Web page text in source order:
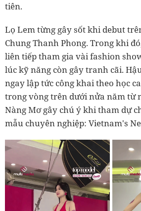
tiên.
Lọ Lem từng gây sốt khi debut
Chung Thanh Phong. Trong khi
liên tiếp tham gia vài fashion
lúc kỹ năng còn gây tranh cãi.
ngay lập tức công khai theo học
trong vòng trên dưới nửa năm từ
Nàng Mơ gây chú ý khi tham dự
mẫu chuyên nghiệp: Vietnam's